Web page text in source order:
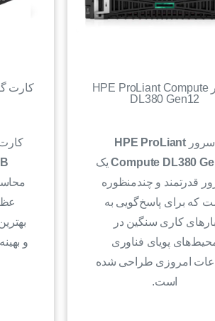
سرور HPE ProLiant Compute
DL380 Gen12
سرور HPE ProLiant
Compute DL380یک
قدرتمند و چندمنظوره
که برای پاسخ‌گویی به
بارهای کاری سنگین در
پویای فناوری
امروزی طراحی شده
است.
و بهینه